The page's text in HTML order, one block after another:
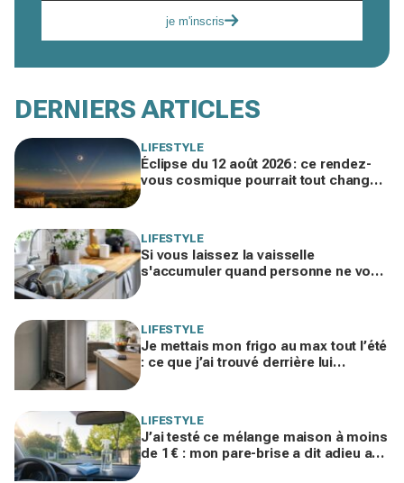
je m'inscris
DERNIERS ARTICLES
LIFESTYLE
Éclipse du 12 août 2026 : ce rendez-
vous cosmique pourrait tout changer
LIFESTYLE
Si vous laissez la vaisselle
s'accumuler quand personne ne vous
LIFESTYLE
Je mettais mon frigo au max tout l’été
: ce que j’ai trouvé derrière lui
LIFESTYLE
J’ai testé ce mélange maison à moins
de 1 € : mon pare-brise a dit adieu aux